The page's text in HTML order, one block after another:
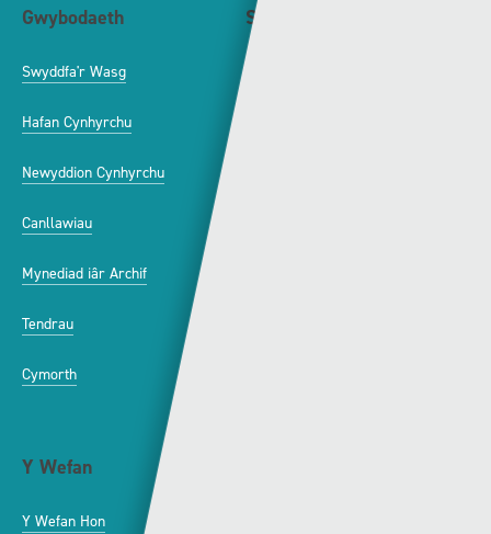
Gwybodaeth
Swyddfa'r Wasg
Hafan Cynhyrchu
Newyddion Cynhyrchu
Canllawiau
Mynediad iâr Archif
Tendrau
Cymorth
S4C
Y Wefan
Y Wefan Hon